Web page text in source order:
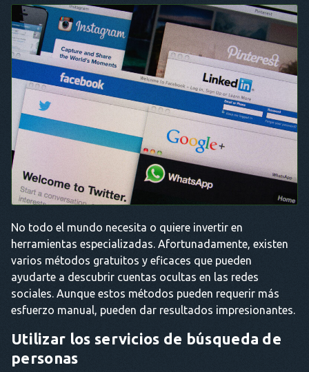
No todo el mundo necesita o quiere invertir en
herramientas especializadas. Afortunadamente, existen
varios métodos gratuitos y eficaces que pueden
ayudarte a descubrir cuentas ocultas en las redes
sociales. Aunque estos métodos pueden requerir más
esfuerzo manual, pueden dar resultados impresionantes.
Utilizar los servicios de búsqueda de
personas